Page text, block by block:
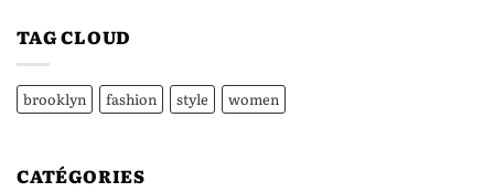
TAG CLOUD
brooklyn fashion style women
CATÉGORIES